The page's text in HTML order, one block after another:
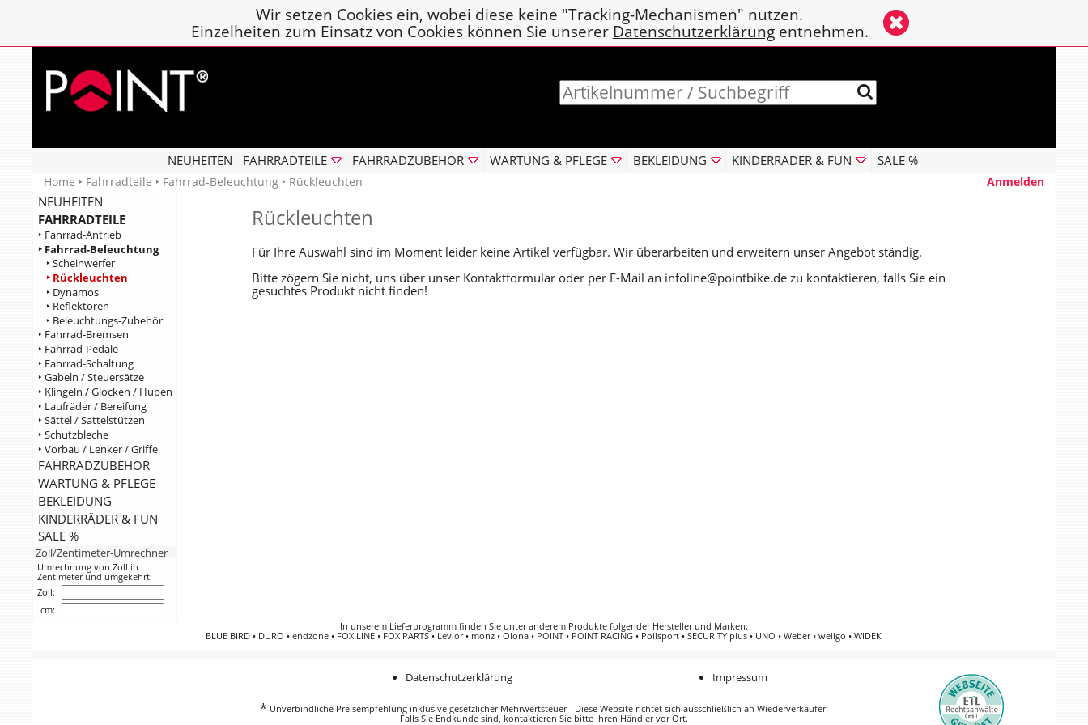
Wir setzen Cookies ein, wobei diese keine "Tracking-Mechanismen" nutzen.
Einzelheiten zum Einsatz von Cookies können Sie unserer Datenschutzerklärungentnehmen.
NEUHEITEN FAHRRADTEILE FAHRRADZUBEHÖR WARTUNG & PFLEGE BEKLEIDUNG KINDERRÄDER & FUN SALE %
Anmelden
Home ‣ Fahrradteile ‣ Fahrrad-Beleuchtung ‣ Rückleuchten
NEUHEITEN
FAHRRADTEILE
‣ Fahrrad-Antrieb
‣ Fahrrad-Beleuchtung
‣ Scheinwerfer
‣ Rückleuchten
‣ Dynamos
‣ Reflektoren
‣ Beleuchtungs-Zubehör
‣ Fahrrad-Bremsen
‣ Fahrrad-Pedale
‣ Fahrrad-Schaltung
‣ Gabeln / Steuersätze
‣ Klingeln / Glocken / Hupen
‣ Laufräder / Bereifung
‣ Sättel / Sattelstützen
‣ Schutzbleche
‣ Vorbau / Lenker / Griffe
FAHRRADZUBEHÖR
WARTUNG & PFLEGE
BEKLEIDUNG
KINDERRÄDER & FUN
SALE %
Zoll/Zentimeter-Umrechner
Umrechnung von Zoll in
Zentimeter und umgekehrt:
Zoll:
cm:
Rückleuchten
Für Ihre Auswahl sind im Moment leider keine Artikel verfügbar. Wir überarbeiten und erweitern unser Angebot ständig.
Bitte zögern Sie nicht, uns über unser Kontaktformular oder per E-Mail an infoline@pointbike.de zu kontaktieren, falls Sie ein
gesuchtes Produkt nicht finden!
In unserem Lieferprogramm finden Sie unter anderem Produkte folgender Hersteller und Marken:
BLUE BIRD • DURO •endzone • FOX LINE • FOX PARTS• Levior• monz •Olona • POINT • POINT RACING • Polisport •SECURITY plus • UNO •Weber•wellgo •WIDEK
Datenschutzerklärung Impressum
* Unverbindliche Preisempfehlung inklusive gesetzlicher Mehrwertsteuer - Diese Website richtet sich ausschließlich an Wiederverkäufer.
Falls Sie Endkunde sind, kontaktieren Sie bitte Ihren Händler vor Ort.